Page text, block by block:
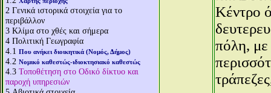
2 Γενικά ιστορικά στοιχεία για το
περιβάλλον
3 Κλίμα στο χθές και σήμερα
4 Πολιτική Γεωγραφία
4.1 Που ανήκει διοικητικά (Νομός, Δήμος)
4.2 Νομικό καθεστώς-ιδιοκτησιακό καθεστώς
4.3 Τοποθέτηση στο Οδικό δίκτυο και
παροχή υπηρεσιών
Κέντρο
πόλη, με